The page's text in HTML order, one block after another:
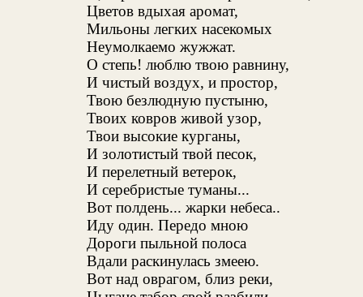
Цветов вдыхая аромат,
Мильоны легких насекомых
Неумолкаемо жужжат.
О степь! люблю твою равнину,
И чистый воздух, и простор,
Твою безлюдную пустыню,
Твоих ковров живой узор,
Твои высокие курганы,
И золотистый твой песок,
И перелетный ветерок,
И серебристые туманы...
Вот полдень... жарки небеса..
Иду один. Передо мною
Дороги пыльной полоса
Вдали раскинулась змеею.
Вот над оврагом, близ реки,